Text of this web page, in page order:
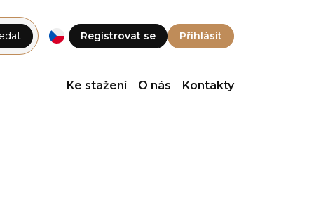
Registrovat se Přihlásit
Ke stažení O nás Kontakty